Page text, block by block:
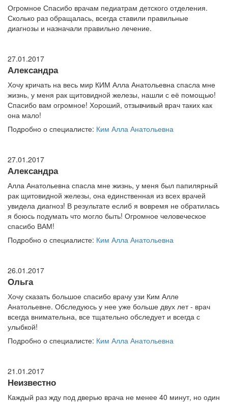
Огромное Спасибо врачам педиатрам детского отделения.
Сколько раз обращалась, всегда ставили правильные
диагнозы и назначали правильно лечение.
27.01.2017
Александра
Хочу кричать на весь мир КИМ Алла Анатольевна спасла мне
жизнь, у меня рак щитовидной железы, нашли с её помощью!
Спасибо вам огромное! Хороший, отзывчивый врач таких как
она мало!
Подробно о специалисте: Ким Алла Анатольевна
27.01.2017
Александра
Алла Анатольевна спасла мне жизнь, у меня был папилярный
рак щитовидной железы, она единственная из всех врачей
увидела диагноз! В результате еслиб я вовремя не обратилась
я боюсь подумать что могло быть! Огромное человеческое
спасибо ВАМ!
Подробно о специалисте: Ким Алла Анатольевна
26.01.2017
Ольга
Хочу сказать большое спасибо врачу узи Ким Алле
Анатольевне. Обследуюсь у нее уже больше двух лет - врач
всегда внимательна, все тщательно обследует и всегда с
улыбкой!
Подробно о специалисте: Ким Алла Анатольевна
21.01.2017
Неизвестно
Каждый раз жду под дверью врача не менее 40 минут, но один